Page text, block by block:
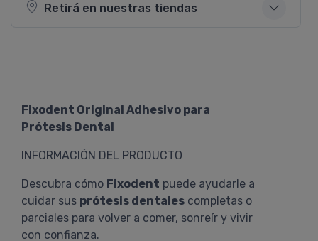
Retirá en nuestras tiendas
Fixodent Original Adhesivo para
Prótesis Dental
INFORMACIÓN DEL PRODUCTO
Descubra cómo Fixodent puede ayudarle a
cuidar sus prótesis dentales completas o
parciales para volver a comer, sonreír y vivir
con confianza.